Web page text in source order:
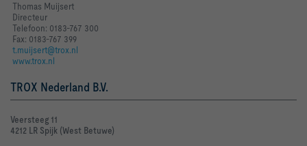
Thomas Muijsert
Directeur
Telefoon: 0183-767 300
Fax: 0183-767 399
t.muijsert@trox.nl
www.trox.nl
TROX Nederland B.V.
Veersteeg 11
4212 LR Spijk (West Betuwe)